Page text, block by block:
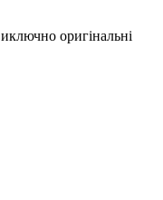
оригінальні